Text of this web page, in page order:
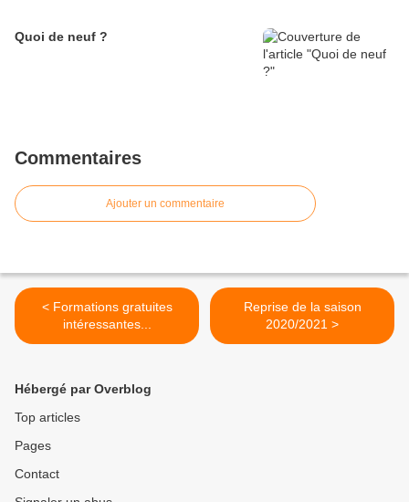
Quoi de neuf ?
Commentaires
Ajouter un commentaire
< Formations gratuites
intéressantes...
Reprise de la saison
2020/2021 >
Hébergé par Overblog
Top articles
Pages
Contact